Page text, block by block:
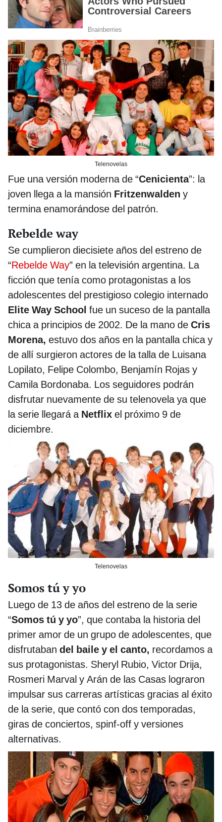
Telenovelas
Fue una versión moderna de “Cenicienta”: la
joven llega a la mansión Fritzenwalden y
termina enamorándose del patrón.
Rebelde way
Se cumplieron diecisiete años del estreno de
“Rebelde Way” en la televisión argentina. La
ficción que tenía como protagonistas a los
adolescentes del prestigioso colegio internado
Elite Way School fue un suceso de la pantalla
chica a principios de 2002. De la mano de Cris
Morena, estuvo dos años en la pantalla chica y
de allí surgieron actores de la talla de Luisana
Lopilato, Felipe Colombo, Benjamín Rojas y
Camila Bordonaba. Los seguidores podrán
disfrutar nuevamente de su telenovela ya que
la serie llegará a Netflix el próximo 9 de
diciembre.
Telenovelas
Somos tú y yo
Luego de 13 de años del estreno de la serie
“Somos tú y yo”, que contaba la historia del
primer amor de un grupo de adolescentes, que
disfrutaban del baile y el canto, recordamos a
sus protagonistas. Sheryl Rubio, Victor Drija,
Rosmeri Marval y Arán de las Casas lograron
impulsar sus carreras artísticas gracias al éxito
de la serie, que contó con dos temporadas,
giras de conciertos, spinf-off y versiones
alternativas.